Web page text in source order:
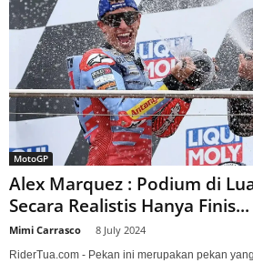
MotoGP
Alex Marquez : Podium di
Secara Realistis Hanya Finis...
Mimi Carrasco 8 July 2024
RiderTua.com - Pekan ini merupakan pekan